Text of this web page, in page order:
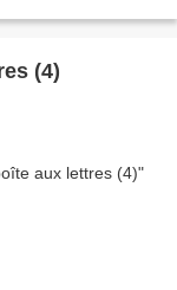
(4)